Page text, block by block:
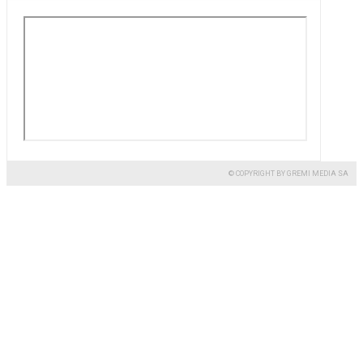
© COPYRIGHT BY GREMI MEDIA SA